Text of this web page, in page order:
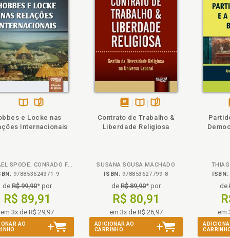
p. 19
da semântica dos direitos humanos na autodescrição
funcional do paradoxo na autodescrição do direito, p. 25
sistêmica de Niklas Luhmann, p. 29
da noção de corrupção sistêmica na autodescrição do
nas autodescrições contemporâneas e o fechamento
Corrupção sistêmica e o paradoxo na autodescrição, p.
Lugar funcional do paradoxo na autodescrição do direito,
Disponível
na
páginas
e Locke nas
Internacionais
RAPHAEL SPODE, CONRADO FREZZA E MARCELO ALVES
978853624371-9
de R$ 99,90* por
R$ 89,91
em 3x de R$ 29,97
AO
disponível
em
Disponível
na
páginas
Contrato de Trabalho &
Liberdade Religiosa
SUSANA SOUSA MACHADO
ISBN: 978853627799-8
de R$ 89,90* por
R$ 80,91
em 3x de R$ 26,97
ADICIONAR AO
CARRINHO
ISBN:
de
em
Folheie